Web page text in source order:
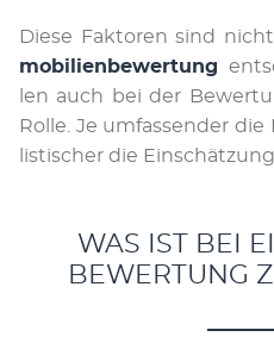
Die­se Fak­to­ren sind
mo­bi­li­en­be­wer­tung
len auch bei der
Rol­le. Je um­fas­sen­der
lis­ti­scher die Ein­schät­zung.
WAS IST BEI
BEWERTUNG